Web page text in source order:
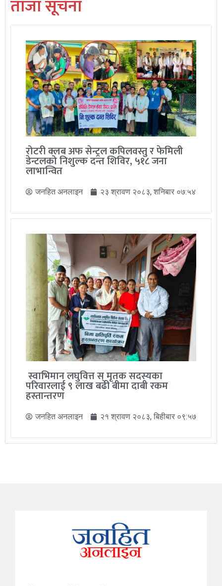
ताजा सूचना
रोटरी क्लब अफ सेन्ट्रल कपिलवस्तु र फेमिली
डेन्टलको निशुल्क दन्त शिविर, ५१८ जना
लाभान्वित
जनहित अनलाइन २३ श्रावण २०८३, शनिबार ०७:५४
स्वाभिमान लघुवित्त स् मृतक सदस्यका
परिवारलाई ९ लाख बढी बीमा दाबी रकम
हस्तान्तरण
जनहित अनलाइन २१ श्रावण २०८३, बिहीबार ०९:५७